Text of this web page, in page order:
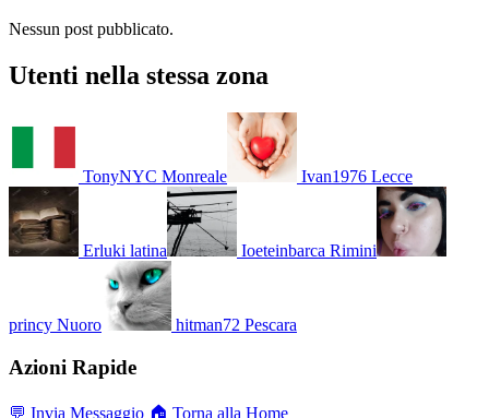
Nessun post pubblicato.
Utenti nella stessa zona
TonyNYC Monreale Ivan1976 Lecce
Erluki latina Ioeteinbarca Rimini
princy Nuoro hitman72 Pescara
Azioni Rapide
💬 Invia Messaggio 🏠 Torna alla Home